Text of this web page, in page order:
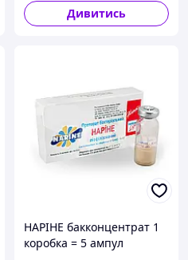
Дивитись
НАРІНЕ бакконцентрат 1
коробка = 5 ампул